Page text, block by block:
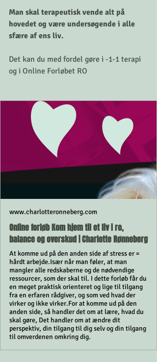
Man skal terapeutisk vende alt på
hovedet og være undersøgende i alle
sfære af ens liv.
Det kan du med fordel gøre i -1-1 terapi
og i Online Forløbet RO
www.charlotteronneberg.com
Online forløb Kom hjem til et liv i ro,
balance og overskud | Charlotte Rønneberg
At komme ud på den anden side af stress er =
hårdt arbejde. ​ Især når man føler, at man
mangler alle redskaberne og de nødvendige
ressourcer, som der skal til. I dette forløb får du
en meget praktisk orienteret og lige til tilgang
fra en erfaren rådgiver, og som ved hvad der
virker og ikke virker. ​ For at komme ud på den
anden side, så handler det om at lære, hvad du
skal gøre, Det handler om at ændre dit
perspektiv, din tilgang til dig selv og din tilgang
til omverdenen omkring dig. ​